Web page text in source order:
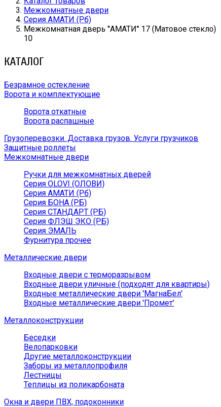
Межкомнатные двери
Серия АМАТИ (Рб)
Межкомнатная дверь ''АМАТИ'' 17 (Матовое стекло)
10
КАТАЛОГ
Безрамное остекление
Ворота и комплектующие
Ворота откатные
Ворота распашные
Грузоперевозки. Доставка грузов. Услуги грузчиков
Защитные роллеты
Межкомнатные двери
Ручки для межкомнатных дверей
Серия OLOVI (ОЛОВИ)
Серия АМАТИ (Рб)
Серия БОНА (РБ)
Серия СТАНДАРТ (РБ)
Серия ФЛЭШ ЭКО (РБ)
Серия ЭМАЛЬ
Фурнитура прочее
Металлические двери
Входные двери с терморазрывом
Входные двери уличные (подходят для квартиры)
Входные металлические двери 'МагнаБел'
Входные металлические двери 'Промет'
Металлоконструкции
Беседки
Велопарковки
Другие металлоконструкции
Заборы из металлопрофиля
Лестницы
Теплицы из поликарбоната
Окна и двери ПВХ, подоконники